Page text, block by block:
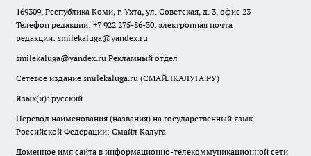
169309, Республика Коми, г. Ухта, ул. Советская, д. 3, офис 23
Телефон редакции: +7 922 275-86-30, электронная почта
редакции: smilekaluga@yandex.ru
smilekaluga@yandex.ru Рекламный отдел
Сетевое издание smilekaluga.ru (СМАЙЛКАЛУГА.РУ)
Язык(и): русский
Перевод наименования (названия) на государственный язык
Российской Федерации: Смайл Калуга
Доменное имя сайта в информационно-телекоммуникационной сети